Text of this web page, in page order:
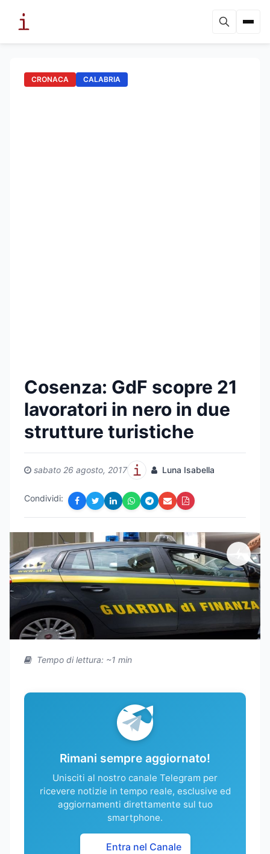
CRONACA CALABRIA
Cosenza: GdF scopre 21
lavoratori in nero in due
strutture turistiche
sabato 26 agosto, 2017 Luna Isabella
Condividi:
Tempo di lettura: ~1 min
Rimani sempre aggiornato!
Unisciti al nostro canale Telegram per
ricevere notizie in tempo reale, esclusive ed
aggiornamenti direttamente sul tuo
smartphone.
Entra nel Canale